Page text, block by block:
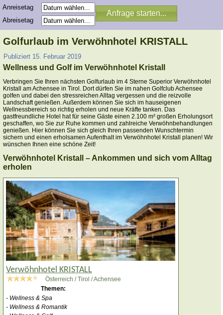
Anreisetag
Abreisetag
Golfurlaub im Verwöhnhotel KRISTALL
Publiziert 15. Februar 2019
Wellness und Golf im Verwöhnhotel Kristall
Verbringen Sie Ihren nächsten Golfurlaub im 4 Sterne Superior Verwöhnhotel
Kristall am Achensee in Tirol. Dort dürfen Sie im nahen Golfclub Achensee
golfen und dabei den stressreichen Alltag vergessen und die reizvolle
Landschaft genießen. Außerdem können Sie sich im hauseigenen
Wellnessbereich so richtig erholen und neue Kräfte tanken. Das
gastfreundliche Hotel hat für seine Gäste einen 2.100 m² großen Erholungsort
geschaffen, wo Sie zur Ruhe kommen und zahlreiche Verwöhnbehandlungen
genießen. Hier können Sie sich gleich Ihren passenden Wunschtermin
sichern und einen erholsamen Aufenthalt im Verwöhnhotel Kristall planen! Wir
wünschen Ihnen eine schöne Zeit!
Verwöhnhotel Kristall – Ankommen und sich vom Alltag
erholen
Verwöhnhotel KRISTALL
Österreich / Tirol / Achensee
Themen:
- Wellness & Spa
- Wellness & Romantik